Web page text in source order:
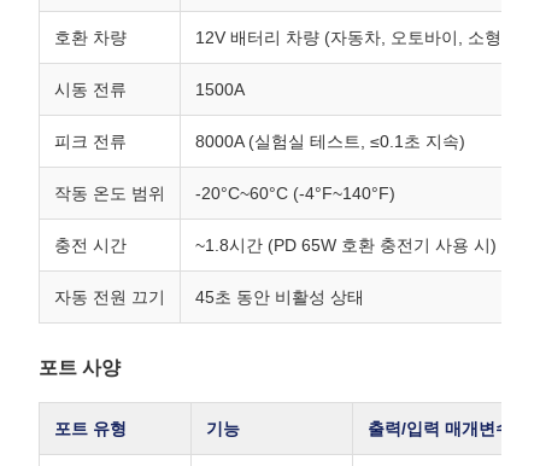
호환 차량 12V 배터리 차량 (자동차, 오토바이, 소형 트
시동 전류 1500A
피크 전류 8000A (실험실 테스트, ≤0.1초 지속)
작동 온도 범위 -20°C~60°C (-4°F~140°F)
충전 시간 ~1.8시간 (PD 65W 호환 충전기 사용 시)
자동 전원 끄기 45초 동안 비활성 상태
포트 사양
포트 유형 기능 출력/입력 매개변수